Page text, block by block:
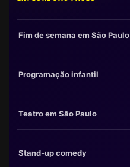
Fim de semana em São Paulo
Programação infantil
Teatro em São Paulo
Stand-up comedy